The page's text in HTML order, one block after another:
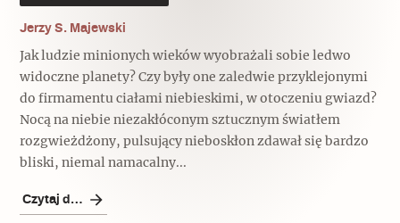
Jerzy S. Majewski
Jak ludzie minionych wieków wyobrażali sobie ledwo
widoczne planety? Czy były one zaledwie przyklejonymi
do firmamentu ciałami niebieskimi, w otoczeniu gwiazd?
Nocą na niebie niezakłóconym sztucznym światłem
rozgwieżdżony, pulsujący nieboskłon zdawał się bardzo
bliski, niemal namacalny...
Czytaj dalej